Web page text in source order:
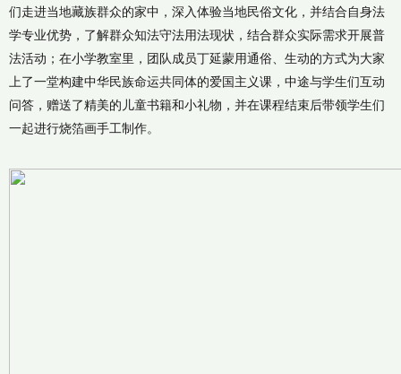
们走进当地藏族群众的家中，深入体验当地民俗文化，并结合自身法
学专业优势，了解群众知法守法用法现状，结合群众实际需求开展普
法活动；在小学教室里，团队成员丁延蒙用通俗、生动的方式为大家
上了一堂构建中华民族命运共同体的爱国主义课，中途与学生们互动
问答，赠送了精美的儿童书籍和小礼物，并在课程结束后带领学生们
一起进行烧箔画手工制作。